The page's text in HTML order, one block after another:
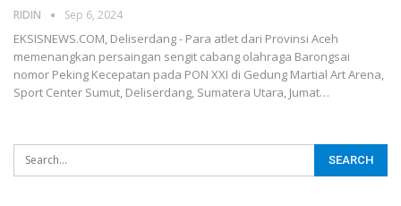
RIDIN Sep 6, 2024
EKSISNEWS.COM, Deliserdang - Para atlet dari Provinsi Aceh
memenangkan persaingan sengit cabang olahraga Barongsai
nomor Peking Kecepatan pada PON XXI di Gedung Martial Art Arena,
Sport Center Sumut, Deliserdang, Sumatera Utara, Jumat…